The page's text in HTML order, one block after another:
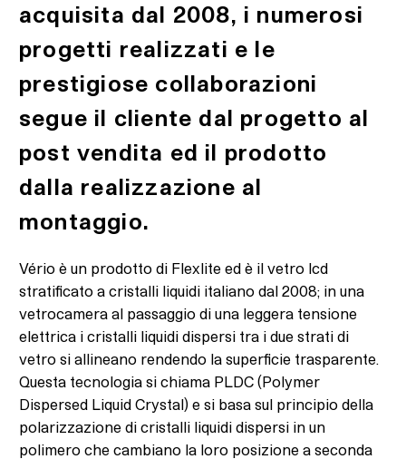
acquisita dal 2008, i numerosi
progetti realizzati e le
prestigiose collaborazioni
segue il cliente dal progetto al
post vendita ed il prodotto
dalla realizzazione al
montaggio.
Vério è un prodotto di Flexlite ed è il vetro lcd
stratificato a cristalli liquidi italiano dal 2008; in una
vetrocamera al passaggio di una leggera tensione
elettrica i cristalli liquidi dispersi tra i due strati di
vetro si allineano rendendo la superficie trasparente.
Questa tecnologia si chiama PLDC (Polymer
Dispersed Liquid Crystal) e si basa sul principio della
polarizzazione di cristalli liquidi dispersi in un
polimero che cambiano la loro posizione a seconda